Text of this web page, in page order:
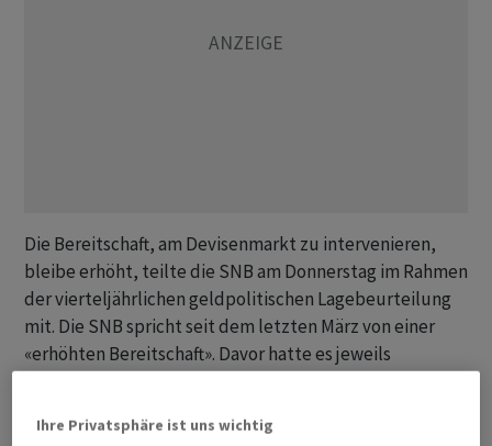
Die Bereitschaft, am Devisenmarkt zu intervenieren,
bleibe erhöht, teilte die SNB am Donnerstag im Rahmen
der vierteljährlichen geldpolitischen Lagebeurteilung
mit. Die SNB spricht seit dem letzten März von einer
«erhöhten Bereitschaft». Davor hatte es jeweils
Ihre Privatsphäre ist uns wichtig